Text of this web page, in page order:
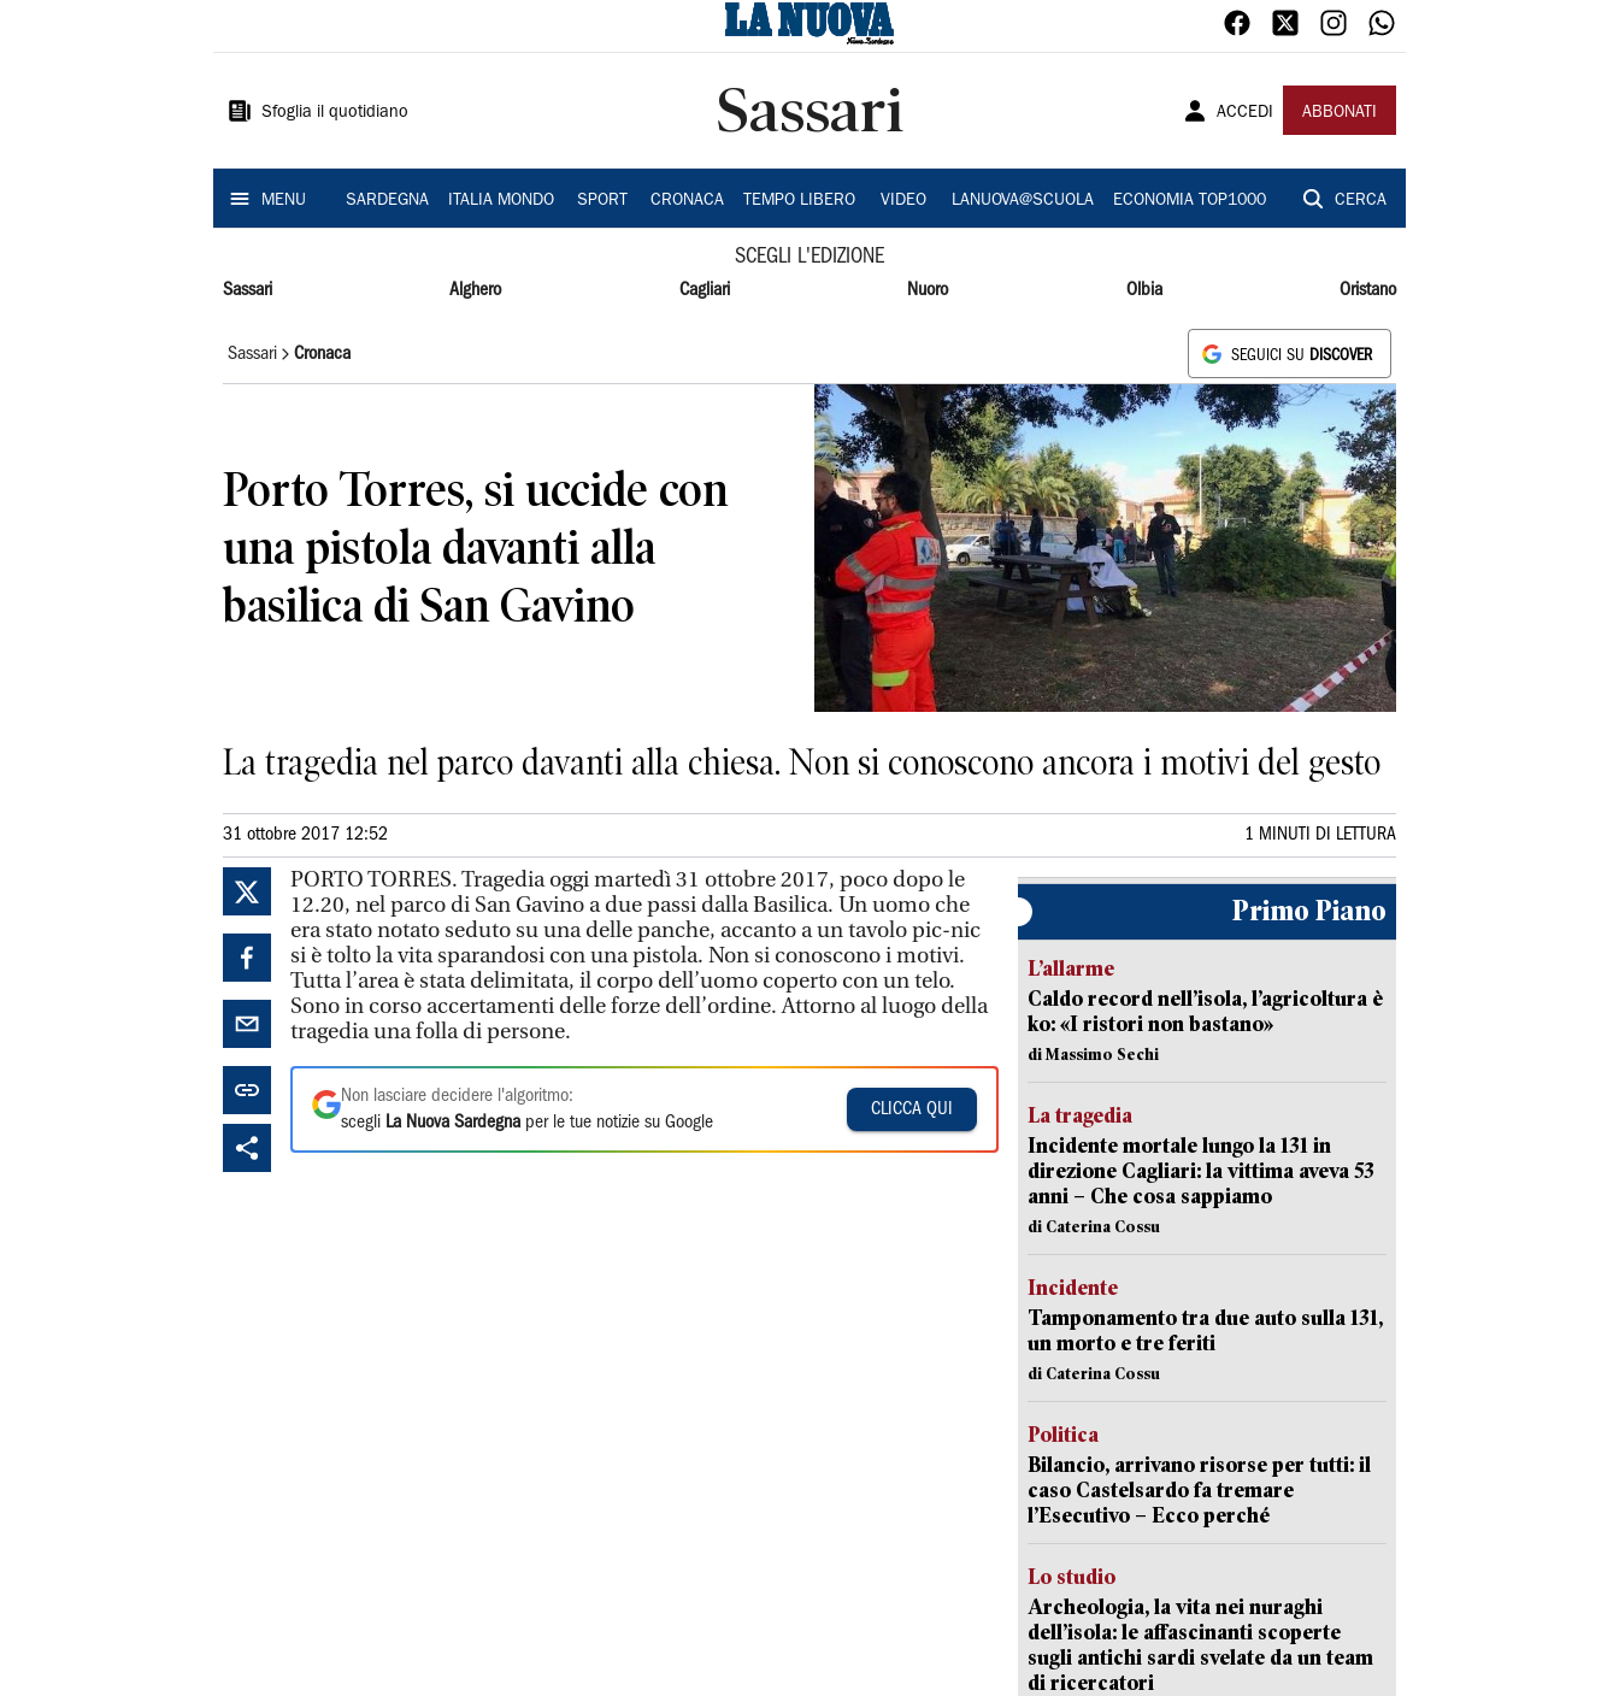
Sardegna
Sfoglia il quotidiano Sassari ACCEDI ABBONATI
MENU SARDEGNA ITALIA MONDO SPORT CRONACA TEMPO LIBERO VIDEO LANUOVA@SCUOLA ECONOMIA TOP1000 CERCA
SCEGLI L'EDIZIONE
Sassari Alghero Cagliari Nuoro Olbia Oristano
Sassari Cronaca SEGUICI SU DISCOVER
Porto Torres, si uccide con
una pistola davanti alla
basilica di San Gavino
La tragedia nel parco davanti alla chiesa. Non si conoscono ancora i motivi del gesto
31 ottobre 2017 12:52 1 MINUTI DI LETTURA
PORTO TORRES. Tragedia oggi martedì 31 ottobre 2017, poco dopo le
12.20, nel parco di San Gavino a due passi dalla Basilica. Un uomo che
era stato notato seduto su una delle panche, accanto a un tavolo pic-nic
si è tolto la vita sparandosi con una pistola. Non si conoscono i motivi.
Tutta l’area è stata delimitata, il corpo dell’uomo coperto con un telo.
Sono in corso accertamenti delle forze dell’ordine. Attorno al luogo della
tragedia una folla di persone.
Non lasciare decidere l'algoritmo:
scegli La Nuova Sardegna per le tue notizie su Google
CLICCA QUI
Primo Piano
L’allarme
Caldo record nell’isola, l’agricoltura è
ko: «I ristori non bastano»
di Massimo Sechi
La tragedia
Incidente mortale lungo la 131 in
direzione Cagliari: la vittima aveva 53
anni – Che cosa sappiamo
di Caterina Cossu
Incidente
Tamponamento tra due auto sulla 131,
un morto e tre feriti
di Caterina Cossu
Politica
Bilancio, arrivano risorse per tutti: il
caso Castelsardo fa tremare
l’Esecutivo – Ecco perché
Lo studio
Archeologia, la vita nei nuraghi
dell’isola: le affascinanti scoperte
sugli antichi sardi svelate da un team
di ricercatori